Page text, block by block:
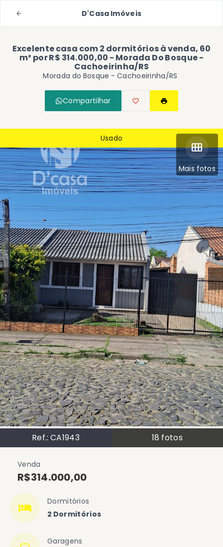
D'Casa Imóveis
Excelente casa com 2 dormitórios à venda, 60
m² por R$ 314.000,00 - Morada Do Bosque -
Cachoeirinha/RS
Morada do Bosque - Cachoeirinha/RS
Compartilhar
Mais fotos
Ref.:CA1943 18 fotos
Usado
Venda
R$314.000,00
Dormitórios
2 Dormitórios
Garagens